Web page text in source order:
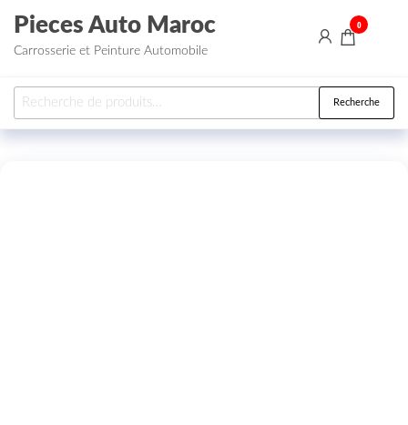
Aller au contenu
Pieces Auto Maroc
Carrosserie et Peinture Automobile
0
Recherche pour : Recherche